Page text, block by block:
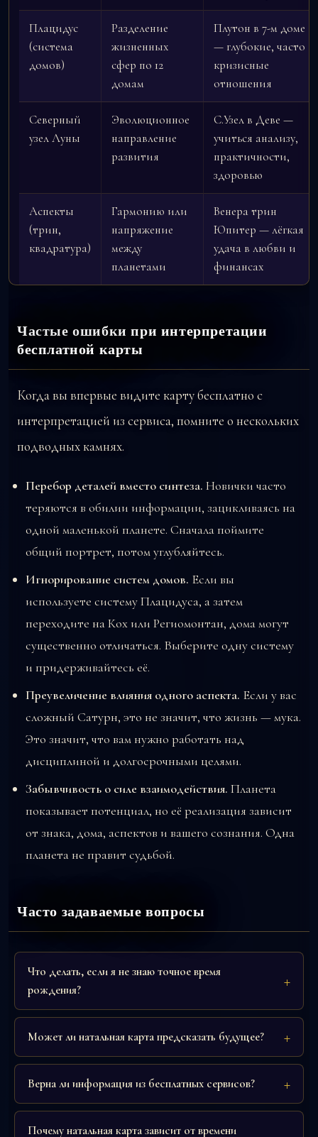
Плацидус
(система
домов)
Разделение
жизненных
сфер по 12
домам
Плутон в 7-м доме
— глубокие, часто
кризисные
отношения
Северный
узел Луны
Эволюционное
направление
развития
С.Узел в Деве —
учиться анализу,
практичности,
здоровью
Аспекты
(трин,
квадратура)
Гармонию или
напряжение
между
планетами
Венера трин
Юпитер — лёгкая
удача в любви и
финансах
Частые ошибки при интерпретации
бесплатной карты
Когда вы впервые видите карту бесплатно с
интерпретацией из сервиса, помните о нескольких
подводных камнях.
Перебор деталей вместо синтеза. Новички часто
теряются в обилии информации, зацикливаясь на
одной маленькой планете. Сначала поймите
общий портрет, потом углубляйтесь.
Игнорирование систем домов. Если вы
используете систему Плацидуса, а затем
переходите на Кох или Региомонтан, дома могут
существенно отличаться. Выберите одну систему
и придерживайтесь её.
Преувеличение влияния одного аспекта. Если у вас
сложный Сатурн, это не значит, что жизнь — мука.
Это значит, что вам нужно работать над
дисциплиной и долгосрочными целями.
Забывчивость о силе взаимодействия. Планета
показывает потенциал, но её реализация зависит
от знака, дома, аспектов и вашего сознания. Одна
планета не правит судьбой.
Часто задаваемые вопросы
Что делать, если я не знаю точное время
рождения?
Может ли натальная карта предсказать будущее?
Верна ли информация из бесплатных сервисов?
Почему натальная карта зависит от времени